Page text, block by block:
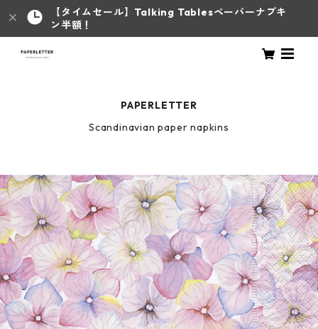
【タイムセール】Talking Tablesペーパーナプキ
ン半額！
PAPERLETTER
Scandinavian paper napkins